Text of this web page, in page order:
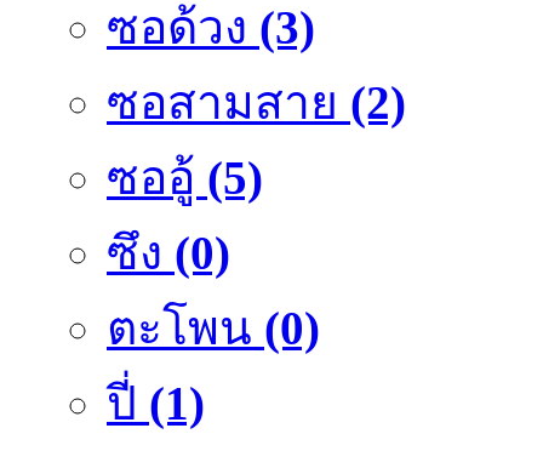
ซอด้วง (3)
ซอสามสาย (2)
ซออู้ (5)
ซึง (0)
ตะโพน (0)
ปี่ (1)